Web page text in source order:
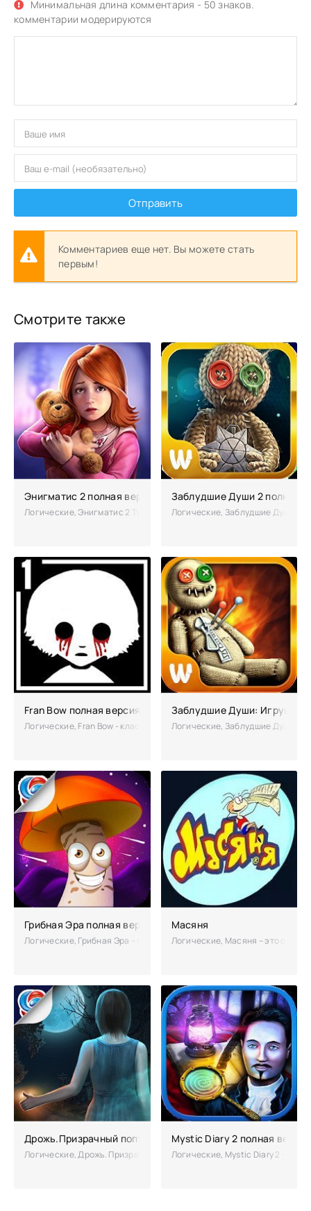
Минимальная длина комментария - 50 знаков.
комментарии модерируются
Отправить
Комментариев еще нет. Вы можете стать
первым!
Смотрите также
Энигматис 2 полная версия
Логические, Энигматис 2 Туманы Рэйвенвуда – это продолжение
Заблудшие Души 2 полная
Логические, Заблудшие Души 2 –
Fran Bow полная версия
Логические, Fran Bow - классическая Point-and-click с элементами
Заблудшие Души: Игрушка
Логические, Заблудшие Души:
Грибная Эра полная версия
Логические, Грибная Эра – квест от известного создателя
Масяня
Логические, Масяня – это
Дрожь.Призрачный попутчик полная версия
Логические, Дрожь. Призрачный попутчик – еще один прекрасный
Mystic Diary 2 полная версия
Логические, Mystic Diary 2 –